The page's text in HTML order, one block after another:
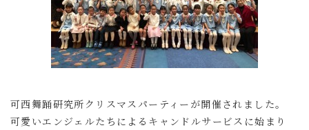
可西舞踊研究所クリスマスパーティーが開催されました。
可愛いエンジェルたちによるキャンドルサービスに始まり